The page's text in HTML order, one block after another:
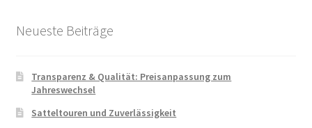
Neueste Beiträge
Transparenz & Qualität: Preisanpassung zum
Jahreswechsel
Satteltouren und Zuverlässigkeit